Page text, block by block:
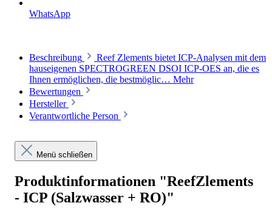
WhatsApp
Beschreibung
Reef Zlements bietet ICP-Analysen mit dem
hauseigenen SPECTROGREEN DSOI ICP-OES an, die es
Ihnen ermöglichen, die bestmöglic… Mehr
Bewertungen
Hersteller
Verantwortliche Person
Menü schließen
Produktinformationen "ReefZlements
- ICP (Salzwasser + RO)"